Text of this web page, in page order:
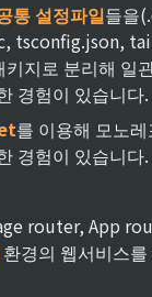
통 설정파일들을
tsconfig.json,
키지로 분리해 일
경험이 있습니다.
를 이용해 모노
경험이 있습니다.
환경의 웹서비스